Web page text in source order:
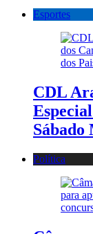
Esportes
CDL
Sábado
Política